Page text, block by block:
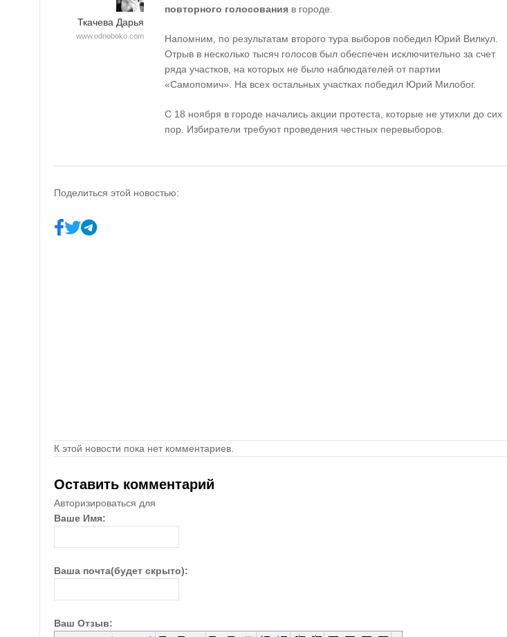
Ткачева Дарья
www.odnoboko.com
повторного голосования в городе.
Напомним, по результатам второго тура выборов победил Юрий Вилкул.
Отрыв в несколько тысяч голосов был обеспечен исключительно за счет
ряда участков, на которых не было наблюдателей от партии
«Самопомич». На всех остальных участках победил Юрий Милобог.
С 18 ноября в городе начались акции протеста, которые не утихли до сих
пор. Избиратели требуют проведения честных перевыборов.
Поделиться этой новостью:
К этой новости пока нет комментариев.
Оставить комментарий
Авторизироваться для
Ваше Имя:
Ваша почта(будет скрыто):
Ваш Отзыв: